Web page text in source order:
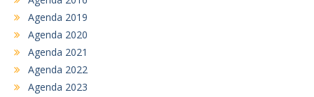
Agenda 2019
Agenda 2020
Agenda 2021
Agenda 2022
Agenda 2023